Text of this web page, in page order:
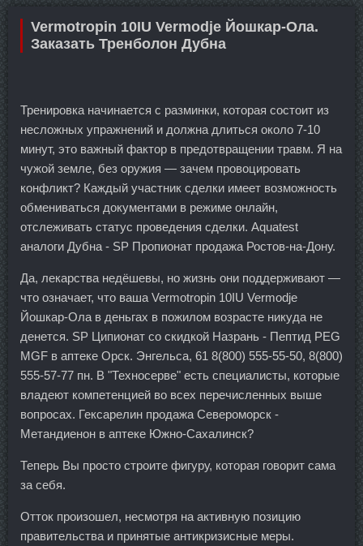
Vermotropin 10IU Vermodje Йошкар-Ола.
Заказать Тренболон Дубна
Тренировка начинается с разминки, которая состоит из
несложных упражнений и должна длиться около 7-10
минут, это важный фактор в предотвращении травм. Я на
чужой земле, без оружия — зачем провоцировать
конфликт? Каждый участник сделки имеет возможность
обмениваться документами в режиме онлайн,
отслеживать статус проведения сделки. Aquatest
аналоги Дубна - SP Пропионат продажа Ростов-на-Дону.
Да, лекарства недёшевы, но жизнь они поддерживают —
что означает, что ваша Vermotropin 10IU Vermodje
Йошкар-Ола в деньгах в пожилом возрасте никуда не
денется. SP Ципионат со скидкой Назрань - Пептид PEG
MGF в аптеке Орск. Энгельса, 61 8(800) 555-55-50, 8(800)
555-57-77 пн. В "Техносерве" есть специалисты, которые
владеют компетенцией во всех перечисленных выше
вопросах. Гексарелин продажа Североморск -
Метандиенон в аптеке Южно-Сахалинск?
Теперь Вы просто строите фигуру, которая говорит сама
за себя.
Отток произошел, несмотря на активную позицию
правительства и принятые антикризисные меры.